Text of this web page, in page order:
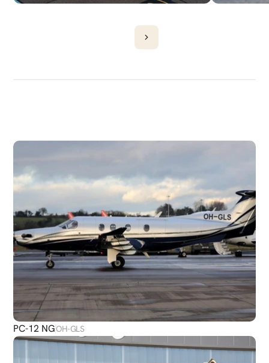
PLUS D'AVIONS
PC-12 NGOH-GLS